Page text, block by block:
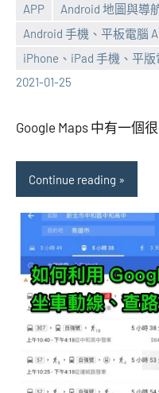
APP
Android 地圖與導
Android 手機、平板電腦
iPhone、iPad 手機、平版
2021-01-25
張
海
No
comments
Google Maps 中有一個
Continue reading